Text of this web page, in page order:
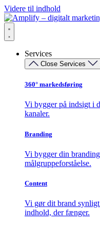
Videre til indhold
Services
Close Services
360° markedsføring​
Vi bygger på indsigt i
kanaler.
Branding
Vi bygger din
målgruppeforståelse.
Content
Vi gør dit brand
indhold, der fænger.